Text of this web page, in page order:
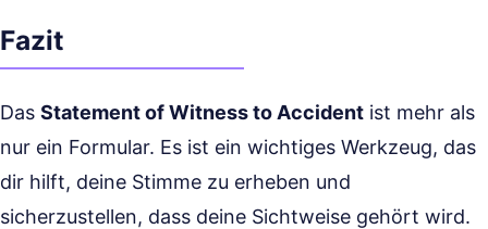
Fazit
Das Statement of Witness to Accident ist mehr als
nur ein Formular. Es ist ein wichtiges Werkzeug, das
dir hilft, deine Stimme zu erheben und
sicherzustellen, dass deine Sichtweise gehört wird.